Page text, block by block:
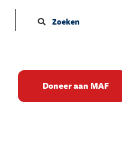
Zoeken
Doneer aan MAF
Publicatie datum: 19-10-2023